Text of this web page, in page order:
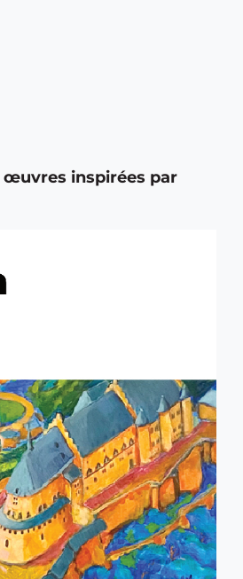
œuvres inspirées par